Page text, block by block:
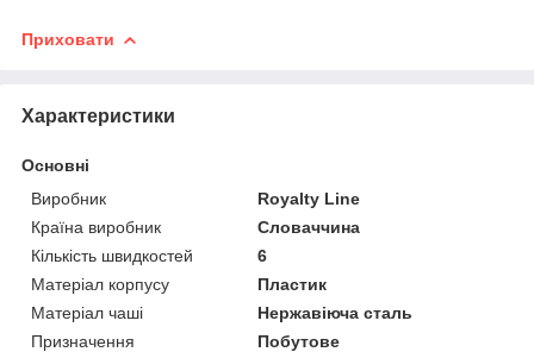
Приховати
Характеристики
Основні
Виробник
Royalty Line
Країна виробник
Словаччина
Кількість швидкостей
6
Матеріал корпусу
Пластик
Матеріал чаші
Нержавіюча сталь
Призначення
Побутове